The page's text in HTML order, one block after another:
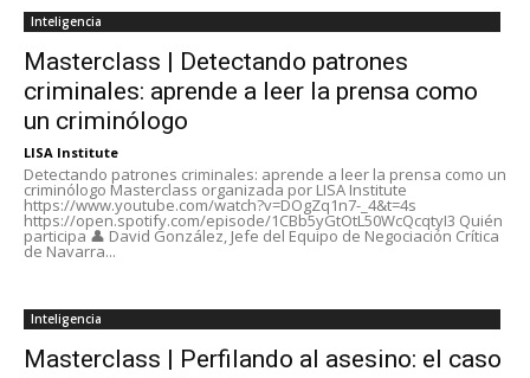
Inteligencia
Masterclass | Detectando patrones
criminales: aprende a leer la prensa como
un criminólogo
LISA Institute
Detectando patrones criminales: aprende a leer la prensa como un
criminólogo Masterclass organizada por LISA Institute
https://www.youtube.com/watch?v=DOgZq1n7-_4&t=4s
https://open.spotify.com/episode/1CBb5yGtOtL50WcQcqtyI3 Quién
participa 👤 David González, Jefe del Equipo de Negociación Crítica
de Navarra...
Inteligencia
Masterclass | Perfilando al asesino: el caso